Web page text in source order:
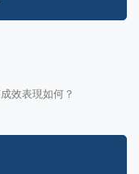
效表現如何？